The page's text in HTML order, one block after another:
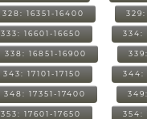
328: 16351-16400 329:
333: 16601-16650 334:
338: 16851-16900
343: 17101-17150 344:
348: 17351-17400
353: 17601-17650 354: